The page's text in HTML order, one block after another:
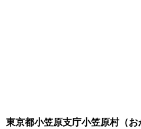
東京都小笠原支庁小笠原村（お